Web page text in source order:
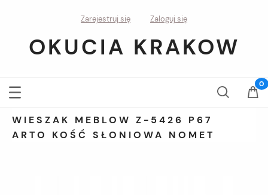
Zarejestruj się Zaloguj się
OKUCIA KRAKOW
WIESZAK MEBLOW Z-5426 P67
ARTO KOŚĆ SŁONIOWA NOMET